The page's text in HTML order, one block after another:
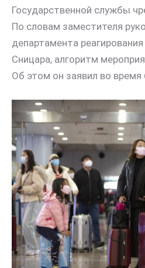
Государственной службы
По словам заместителя
департамента
Сницара, алгоритм
Об этом он заявил во время